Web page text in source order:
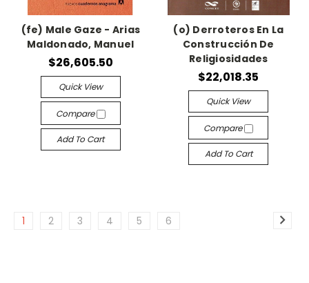
(fe) Male Gaze - Arias
Maldonado, Manuel
$26,605.50
Quick View
Compare
Add To Cart
(o) Derroteros En La
Construcción De
Religiosidades
$22,018.35
Quick View
Compare
Add To Cart
1 2 3 4 5 6